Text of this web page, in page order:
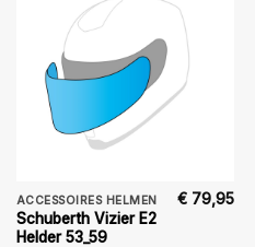
ACCESSOIRES HELMEN
Schuberth Vizier E2
Helder 53_59
€ 79,95